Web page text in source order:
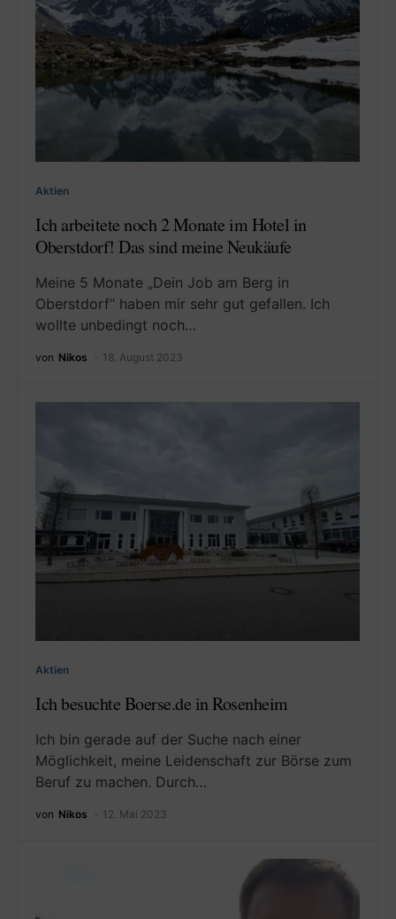
Aktien
Ich arbeitete noch 2 Monate im Hotel in
Oberstdorf! Das sind meine Neukäufe
Meine 5 Monate „Dein Job am Berg in
Oberstdorf“ haben mir sehr gut gefallen. Ich
wollte unbedingt noch…
von Nikos 18. August 2023
Aktien
Ich besuchte Boerse.de in Rosenheim
Ich bin gerade auf der Suche nach einer
Möglichkeit, meine Leidenschaft zur Börse zum
Beruf zu machen. Durch…
von Nikos 12. Mai 2023